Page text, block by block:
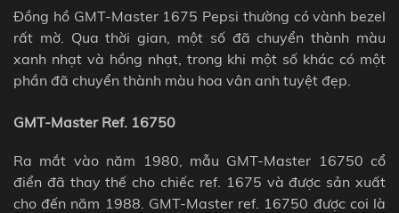
Đồng hồ GMT-Master 1675 Pepsi thường có vành bezel
rất mờ. Qua thời gian, một số đã chuyển thành màu
xanh nhạt và hồng nhạt, trong khi một số khác có một
phần đã chuyển thành màu hoa vân anh tuyệt đẹp.
GMT-Master Ref. 16750
Ra mắt vào năm 1980, mẫu GMT-Master 16750 cổ
điển đã thay thế cho chiếc ref. 1675 và được sản xuất
cho đến năm 1988. GMT-Master ref. 16750 được coi là